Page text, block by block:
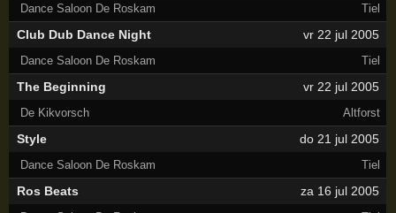
Dance Saloon De Roskam Tiel
Club Dub Dance Night vr 22 jul 2005
Dance Saloon De Roskam Tiel
The Beginning vr 22 jul 2005
De Kikvorsch Altforst
Style do 21 jul 2005
Dance Saloon De Roskam Tiel
Ros Beats za 16 jul 2005